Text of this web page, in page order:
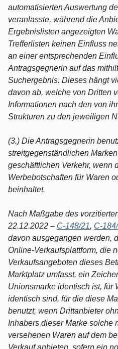
automatisierten Auswertung
veranlasste, während die
Ergebnislisten angezeigten
Trefferlisten keinen Einfluss
an einer entsprechenden
Antragsgegnerin auf das
Suchergebnis. Dieses hängt
davon ab, welche von Dritten
Informationen nach den von
Strukturen zu den jeweiligen
(3.) Die Antragsgegnerin
streitgegenständlichen
geschäftlichen Verkehr, wenn
Werbebotschaften für Waren
beinhaltet.
Nach Maßgabe des
22.12.2022 – C-148/21, C-
davon ausgegangen werden,
Online-Verkaufsplattform, die
Verkaufsangeboten dieses
Marktplatz umfasst, ein
Unionsmarke identisch ist, für
identisch sind, für die diese
benutzt, wenn Drittanbieter
Inhabers dieser Marke solche
versehenen Waren auf dem
Verkauf anbieten, sofern ein